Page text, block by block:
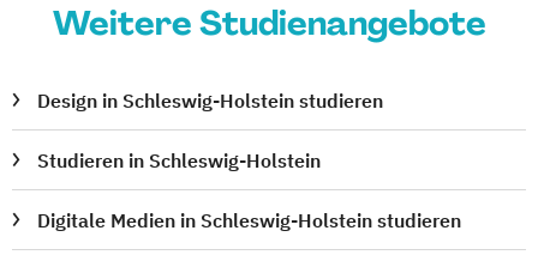
Weitere Studienangebote
Design in Schleswig-Holstein studieren
Studieren in Schleswig-Holstein
Digitale Medien in Schleswig-Holstein studieren